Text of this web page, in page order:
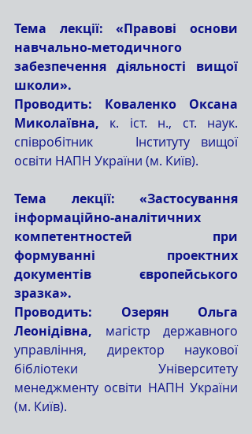
Тема лекції: «Правові основи
навчально-методичного
забезпечення діяльності вищої
школи».
Проводить: Коваленко Оксана
Миколаївна, к. іст. н., ст. наук.
співробітник    Інституту вищої
освіти НАПН України (м. Київ).
Тема лекції: «Застосування
інформаційно-аналітичних
компетентностей при
формуванні проектних
документів європейського
зразка».
Проводить: Озерян Ольга
Леонідівна, магістр державного
управління, директор наукової
бібліотеки Університету
менеджменту освіти НАПН України
(м. Київ).